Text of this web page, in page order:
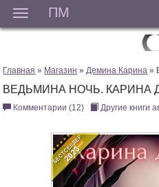
ПМ
Главная » Магазин »Демина Карина »
ВЕДЬМИНА НОЧЬ. КАРИНА
Комментарии (12) Другие книги